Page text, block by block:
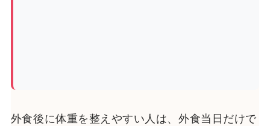
外食後に体重を整えやすい人は、外食当日だけで